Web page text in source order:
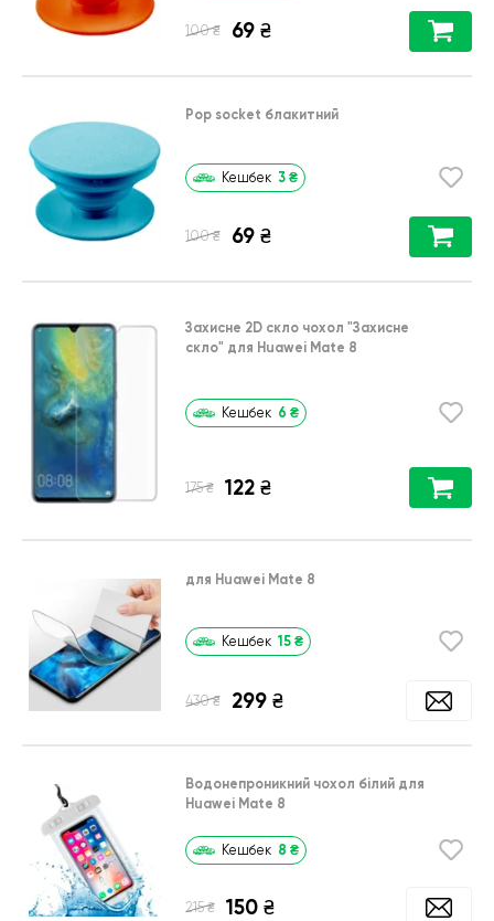
100 ₴ 69 ₴
Pop socket блакитний
Кешбек 3 ₴
100 ₴ 69 ₴
Захисне 2D скло чохол "Захисне
скло" для Huawei Mate 8
Кешбек 6 ₴
175 ₴ 122 ₴
для Huawei Mate 8
Кешбек 15 ₴
430 ₴ 299 ₴
Водонепроникний чохол білий для
Huawei Mate 8
Кешбек 8 ₴
215 ₴ 150 ₴